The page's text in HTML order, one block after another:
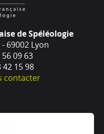
de Spéléologie
69002 Lyon
56 09 63
42 15 98
contacter